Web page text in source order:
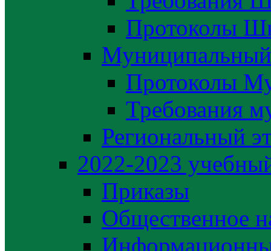
Протоколы
Муниципальный
Протоколы
Требования
Региональный
2022-2023
Приказы
Общественное